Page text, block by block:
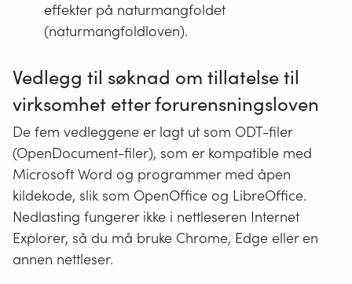
effekter på naturmangfoldet
(naturmangfoldloven).
Vedlegg til søknad om tillatelse til
virksomhet etter forurensningsloven
De fem vedleggene er lagt ut som ODT-filer
(OpenDocument-filer), som er kompatible med
Microsoft Word og programmer med åpen
kildekode, slik som OpenOffice og LibreOffice.
Nedlasting fungerer ikke i nettleseren Internet
Explorer, så du må bruke Chrome, Edge eller en
annen nettleser.